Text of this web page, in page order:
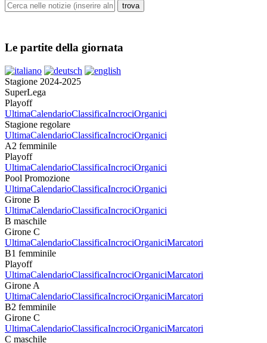
Le partite della giornata
Stagione 2024-2025
SuperLega
Playoff
UltimaCalendarioClassificaIncrociOrganici
Stagione regolare
UltimaCalendarioClassificaIncrociOrganici
A2 femminile
Playoff
UltimaCalendarioClassificaIncrociOrganici
Pool Promozione
UltimaCalendarioClassificaIncrociOrganici
Girone B
UltimaCalendarioClassificaIncrociOrganici
B maschile
Girone C
UltimaCalendarioClassificaIncrociOrganiciMarcatori
B1 femminile
Playoff
UltimaCalendarioClassificaIncrociOrganiciMarcatori
Girone A
UltimaCalendarioClassificaIncrociOrganiciMarcatori
B2 femminile
Girone C
UltimaCalendarioClassificaIncrociOrganiciMarcatori
C maschile